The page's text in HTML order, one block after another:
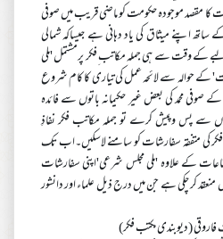
مقصد موجودہ حکومت کو ماضی قریب میں صوفی
اپنے میثاق کی یاد دہانی ہے جیساکہ شمالی
کے وقت سے ہی جملہ مکاتب ِفکر پرمشتمل 'ملی
حوالہ سے لائحہ عمل کی تیاری کا کام شروع
صوفی محمد کی بعض غیر حکیمانہ باتوں سے فائدہ
سے پس وپیش کرے تو جملہ مکاتب فکر نفاذِ
کی متفقہ سفارشات کو سامنے لاسکیں۔اب تک
کے علاوہ 'ملی مجلس شرعی'اپنی سفارشات
کر چکی ہے جن میں درج ذیل علماء اور دانشور
فاروقی (دیوبندی مکتب فکر)